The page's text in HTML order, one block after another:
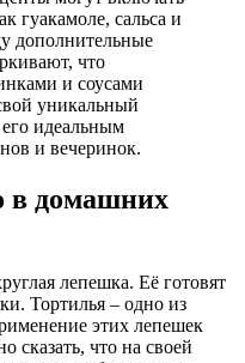
гуакамоле, сальса и
дополнительные
что
и соусами
уникальный
его идеальным
и вечеринок.
в домашних
лепешка. Её готовят
Тортилья – одно из
этих лепешек
сказать, что на своей